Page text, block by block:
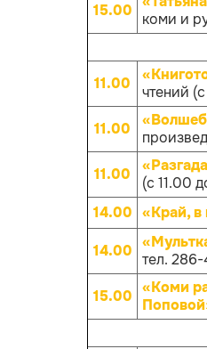
15.00
коми и
11.00
чтений
11.00
11.00
(с 11.00
14.00 «Край,
14.00 тел.
15.00 «Коми